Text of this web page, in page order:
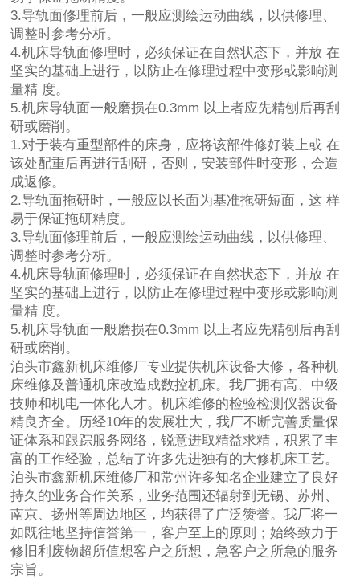
3.导轨面修理前后，一般应测绘运动曲线，以供修理、
调整时参考分析。
4.机床导轨面修理时，必须保证在自然状态下，并放 在
坚实的基础上进行，以防止在修理过程中变形或影响测
量精 度。
5.机床导轨面一般磨损在0.3mm 以上者应先精刨后再刮
研或磨削。
1.对于装有重型部件的床身，应将该部件修好装上或 在
该处配重后再进行刮研，否则，安装部件时变形，会造
成返修。
2.导轨面拖研时，一般应以长面为基准拖研短面，这 样
易于保证拖研精度。
3.导轨面修理前后，一般应测绘运动曲线，以供修理、
调整时参考分析。
4.机床导轨面修理时，必须保证在自然状态下，并放 在
坚实的基础上进行，以防止在修理过程中变形或影响测
量精 度。
5.机床导轨面一般磨损在0.3mm 以上者应先精刨后再刮
研或磨削。
泊头市鑫新机床维修厂专业提供机床设备大修，各种机
床维修及普通机床改造成数控机床。我厂拥有高、中级
技师和机电一体化人才。机床维修的检验检测仪器设备
精良齐全。历经10年的发展壮大，我厂不断完善质量保
证体系和跟踪服务网络，锐意进取精益求精，积累了丰
富的工作经验，总结了许多先进独有的大修机床工艺。
泊头市鑫新机床维修厂和常州许多知名企业建立了良好
持久的业务合作关系，业务范围还辐射到无锡、苏州、
南京、扬州等周边地区，均获得了广泛赞誉。我厂将一
如既往地坚持信誉第一，客户至上的原则；始终致力于
修旧利废物超所值想客户之所想，急客户之所急的服务
宗旨。